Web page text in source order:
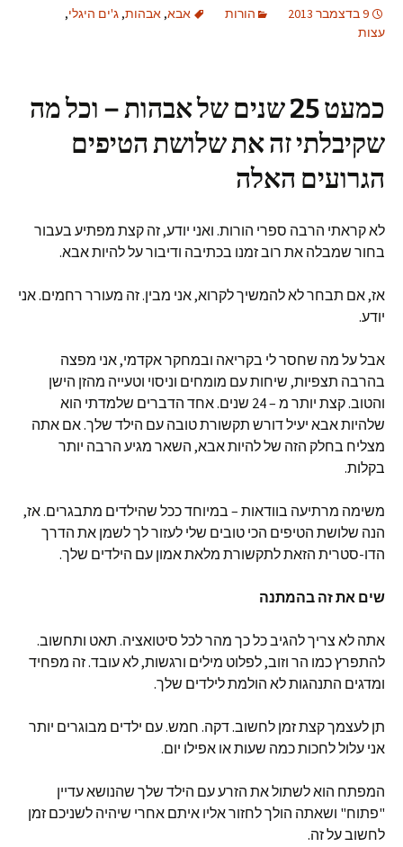
9 בדצמבר 2013 הורות אבא, אבהות, ג'ים היגלי,
עצות
כמעט 25 שנים של אבהות – וכל מה
שקיבלתי זה את שלושת הטיפים
הגרועים האלה
לא קראתי הרבה ספרי הורות. ואני יודע, זה קצת מפתיע בעבור
בחור שמבלה את רוב זמנו בכתיבה ודיבור על להיות אבא.
אז, אם תבחר לא להמשיך לקרוא, אני מבין. זה מעורר רחמים. אני
יודע.
אבל על מה שחסר לי בקריאה ובמחקר אקדמי, אני מפצה
בהרבה תצפיות, שיחות עם מומחים וניסוי וטעייה מהזן הישן
והטוב. קצת יותר מ – 24 שנים. אחד הדברים שלמדתי הוא
שלהיות אבא יעיל דורש תקשורת טובה עם הילד שלך. אם אתה
מצליח בחלק הזה של להיות אבא, השאר מגיע הרבה יותר
בקלות.
משימה מרתיעה בוודאות – במיוחד ככל שהילדים מתבגרים. אז,
הנה שלושת הטיפים הכי טובים שלי לעזור לך לשמן את הדרך
הדו-סטרית הזאת לתקשורת מלאת אמון עם הילדים שלך.
שים את זה בהמתנה
אתה לא צריך להגיב כל כך מהר לכל סיטואציה. תאט ותחשוב.
להתפרץ כמו הר וזוב, לפלוט מילים ורגשות, לא עובד. זה מפחיד
ומדגים התנהגות לא הולמת לילדים שלך.
תן לעצמך קצת זמן לחשוב. דקה. חמש. עם ילדים מבוגרים יותר
אני עלול לחכות כמה שעות או אפילו יום.
המפתח הוא לשתול את הזרע עם הילד שלך שהנושא עדיין
"פתוח" ושאתה הולך לחזור אליו איתם אחרי שיהיה לשניכם זמן
לחשוב על זה.